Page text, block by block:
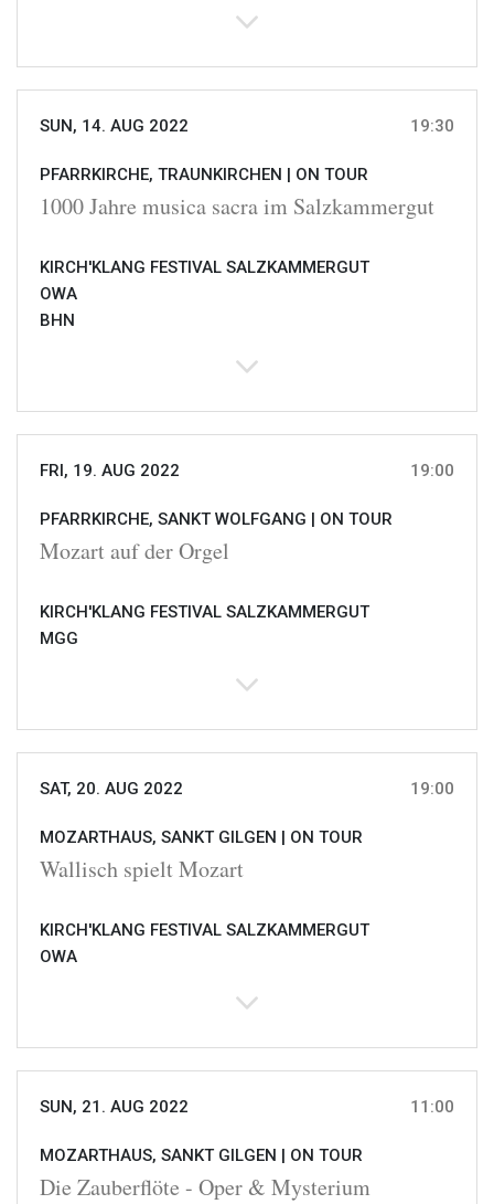
SUN, 14. AUG 2022 19:30
PFARRKIRCHE, TRAUNKIRCHEN | ON TOUR
1000 Jahre musica sacra im Salzkammergut
KIRCH'KLANG FESTIVAL SALZKAMMERGUT
OWA
BHN
FRI, 19. AUG 2022 19:00
PFARRKIRCHE, SANKT WOLFGANG | ON TOUR
Mozart auf der Orgel
KIRCH'KLANG FESTIVAL SALZKAMMERGUT
MGG
SAT, 20. AUG 2022 19:00
MOZARTHAUS, SANKT GILGEN | ON TOUR
Wallisch spielt Mozart
KIRCH'KLANG FESTIVAL SALZKAMMERGUT
OWA
SUN, 21. AUG 2022 11:00
MOZARTHAUS, SANKT GILGEN | ON TOUR
Die Zauberflöte - Oper & Mysterium